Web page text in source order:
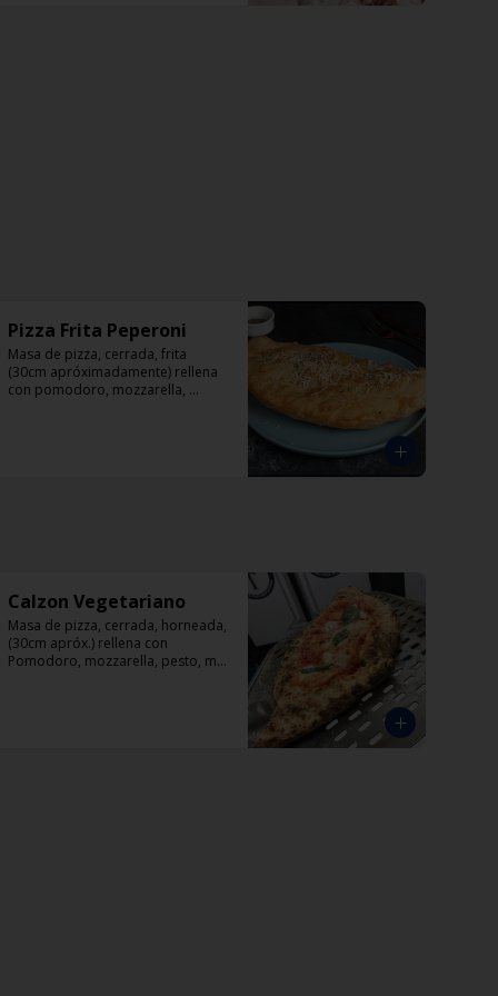
Pizza Frita Peperoni
Masa de pizza, cerrada, frita
(30cm apróximadamente) rellena
con pomodoro, mozzarella,
Calzon Vegetariano
Masa de pizza, cerrada, horneada,
(30cm apróx.) rellena con
Pomodoro, mozzarella, pesto, mix